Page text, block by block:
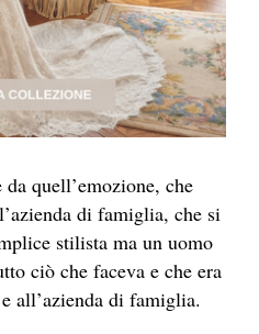
quell’emozione, che
di famiglia, che si
stilista ma un uomo
ciò che faceva e che era
all’azienda di famiglia.